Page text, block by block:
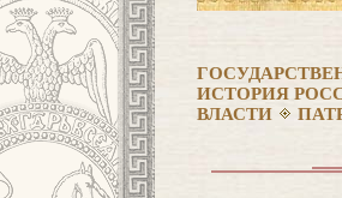
ИСТОРИЯ
ВЛАСТИ